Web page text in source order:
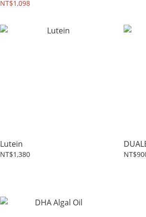
NT$1,098
Lutein
NT$1,380